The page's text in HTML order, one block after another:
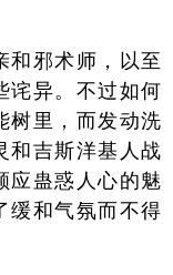
和邪术师，以至
诧异。不过如何
树里，而发动洗
和吉斯洋基人战
应蛊惑人心的魅
缓和气氛而不得